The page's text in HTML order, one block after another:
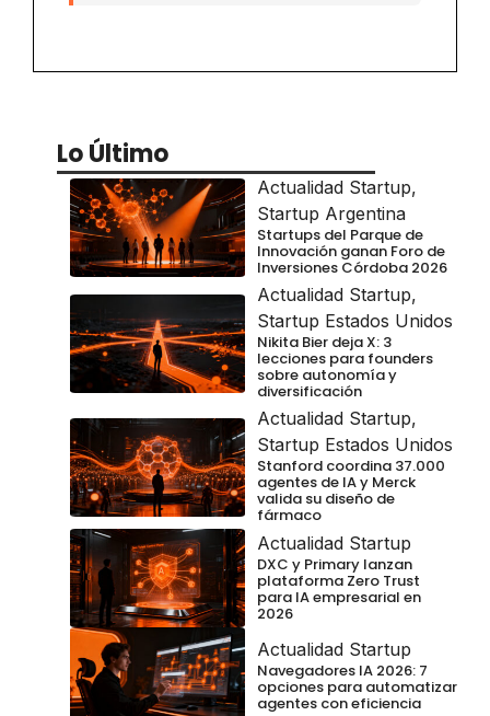
Lo Último
Actualidad Startup,
Startup Argentina
Startups del Parque de
Innovación ganan Foro de
Inversiones Córdoba 2026
Actualidad Startup,
Startup Estados Unidos
Nikita Bier deja X: 3
lecciones para founders
sobre autonomía y
diversificación
Actualidad Startup,
Startup Estados Unidos
Stanford coordina 37.000
agentes de IA y Merck
valida su diseño de
fármaco
Actualidad Startup
DXC y Primary lanzan
plataforma Zero Trust
para IA empresarial en
2026
Actualidad Startup
Navegadores IA 2026: 7
opciones para automatizar
agentes con eficiencia